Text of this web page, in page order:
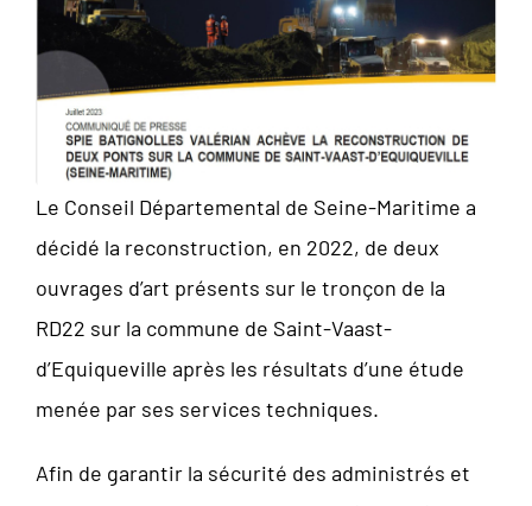
Le Conseil Départemental de Seine-Maritime a
décidé la reconstruction, en 2022, de deux
ouvrages d’art présents sur le tronçon de la
RD22 sur la commune de Saint-Vaast-
d’Equiqueville après les résultats d’une étude
menée par ses services techniques.
Afin de garantir la sécurité des administrés et